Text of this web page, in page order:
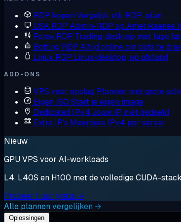
RDP kopen Vergelijk elk RDP-plan
USA RDP Admin-RDP op Amerikaanse
Forex RDP Trading-desktop met lage
Botting RDP Altijd online om bots te
Linux RDP Linux-desktop, op afstand
ADD-ONS
VPS voor opslag Plannen met grote
Eigen ISO Start je eigen image
Dedicated IPv4 Jouw IP, niet gedeeld
Extra IP's Meerdere IPv4 per server
Nieuw
GPU VPS voor AI-workloads
L4, L40S en H100 met de volledige CUDA-
Probeer 1 uur gratis →
Alle plannen vergelijken →